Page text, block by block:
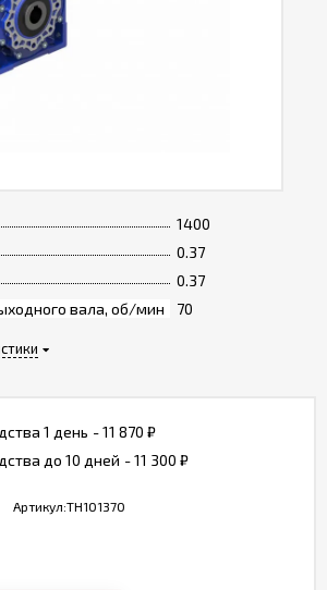
1400
0.37
0.37
вала, об/мин
70
1 день - 11 870 ₽
до 10 дней - 11 300 ₽
Артикул:TH101370